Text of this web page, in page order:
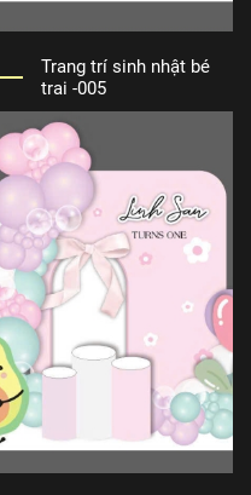
Trang trí sinh nhật bé
trai -005